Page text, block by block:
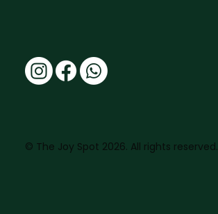
© The Joy Spot 2026. All rights reserved.